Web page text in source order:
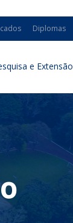
Diplomas
e Extensão